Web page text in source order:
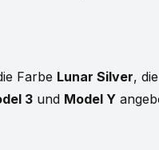
Farbe Lunar Silver,
3 und Model Y